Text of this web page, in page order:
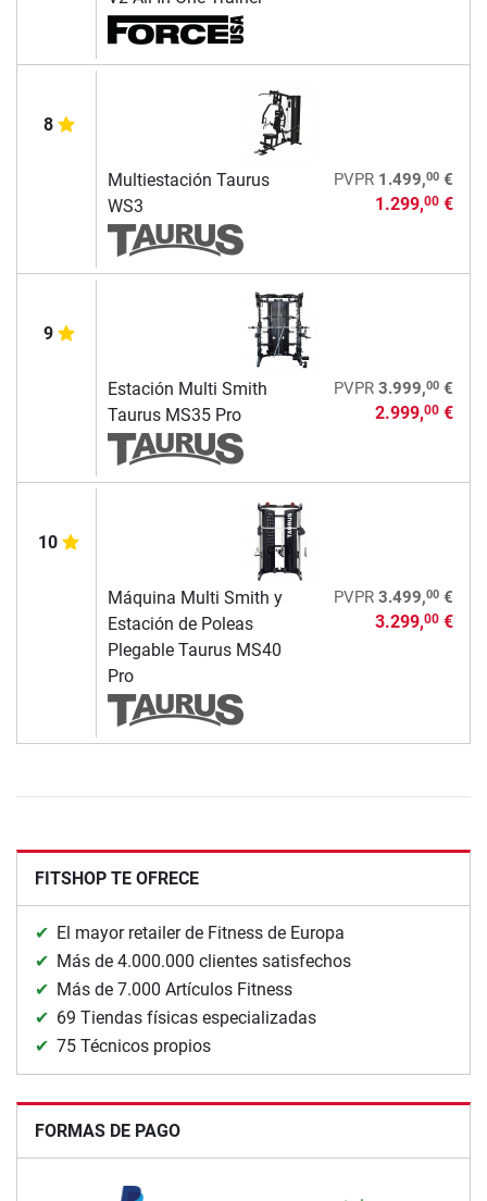
8
Multiestación Taurus
WS3
PVPR 1.499,00€
1.299,00€
9
Estación Multi Smith
Taurus MS35 Pro
PVPR 3.999,00€
2.999,00€
10
Máquina Multi Smith y
Estación de Poleas
Plegable Taurus MS40
Pro
PVPR 3.499,00€
3.299,00€
FITSHOP TE OFRECE
El mayor retailer de Fitness de Europa
Más de 4.000.000 clientes satisfechos
Más de 7.000 Artículos Fitness
69 Tiendas físicas especializadas
75 Técnicos propios
FORMAS DE PAGO